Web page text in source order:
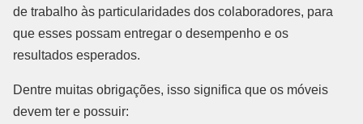
de trabalho às particularidades dos colaboradores, para
que esses possam entregar o desempenho e os
resultados esperados.
Dentre muitas obrigações, isso significa que os móveis
devem ter e possuir: